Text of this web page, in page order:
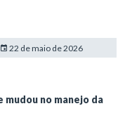
22 de maio de 2026
mudou no manejo da